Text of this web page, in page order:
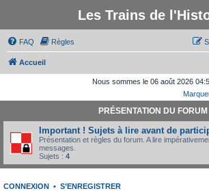
Les Trains de
FAQ Règles
Accueil
Nous sommes le 06 août 2026
PRÉSENTATION DU FORUM
Important ! Sujets à lire avant de
Présentation et règles du forum. A lire
messages.
Sujets : 4
CONNEXION • S’ENREGISTRER